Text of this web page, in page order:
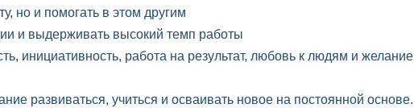
но и помогать в этом другим
и выдерживать высокий темп работы
инициативность, работа на результат, любовь к людям и желание
развиваться, учиться и осваивать новое на постоянной основе.